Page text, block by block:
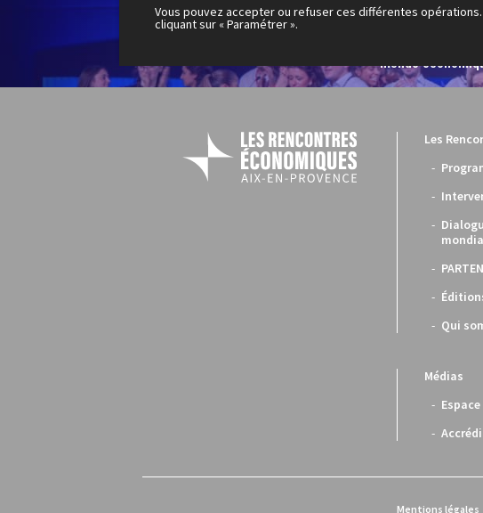
Le Cercle des
monde
Les
Qui
Médias
Mentions légales
Vous pouvez accepter ou refuser ces différentes
cliquant sur « Paramétrer ».